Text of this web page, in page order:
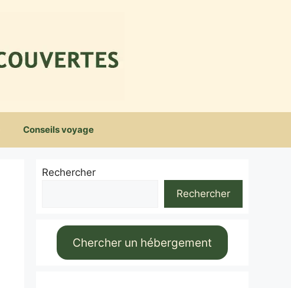
Conseils voyage
Rechercher
Rechercher
Chercher un hébergement